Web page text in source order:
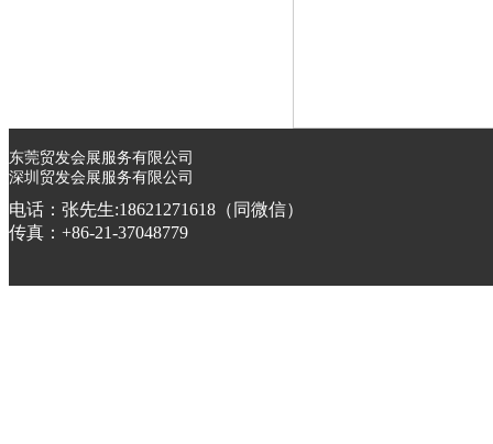
东莞贸发会展服务有限公司
深圳贸发会展服务有限公司
电话：张先生:18621271618（同微信）
传真：+86-21-37048779